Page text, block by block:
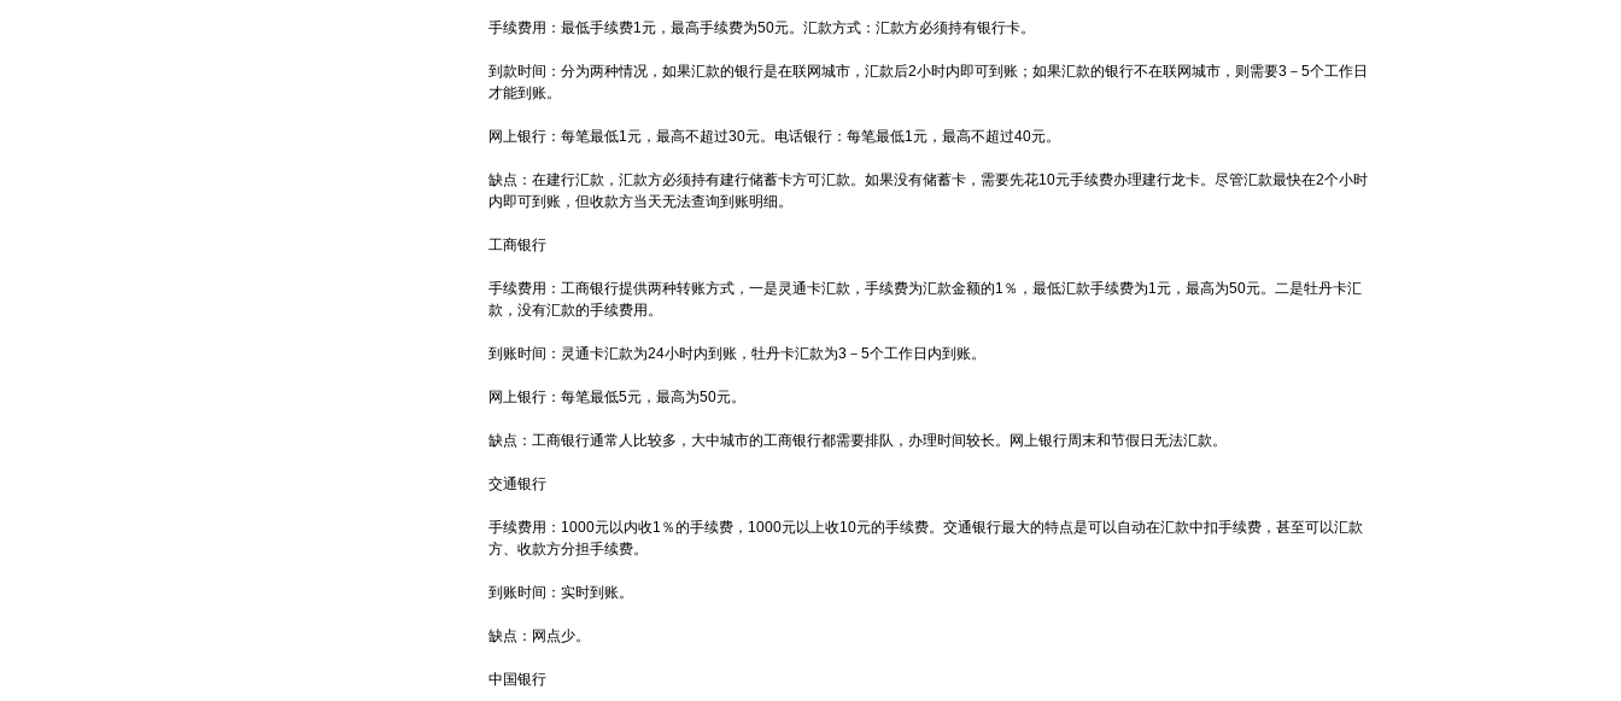
手续费用：最低手续费1元，最高手续费为50元。汇款方式：汇款方必须持有银行卡。
到款时间：分为两种情况，如果汇款的银行是在联网城市，汇款后2小时内即可到账；如果汇款的银行不在联网城市，则需要3－5个工作日
才能到账。
网上银行：每笔最低1元，最高不超过30元。电话银行：每笔最低1元，最高不超过40元。
缺点：在建行汇款，汇款方必须持有建行储蓄卡方可汇款。如果没有储蓄卡，需要先花10元手续费办理建行龙卡。尽管汇款最快在2个小时
内即可到账，但收款方当天无法查询到账明细。
工商银行
手续费用：工商银行提供两种转账方式，一是灵通卡汇款，手续费为汇款金额的1％，最低汇款手续费为1元，最高为50元。二是牡丹卡汇
款，没有汇款的手续费用。
到账时间：灵通卡汇款为24小时内到账，牡丹卡汇款为3－5个工作日内到账。
网上银行：每笔最低5元，最高为50元。
缺点：工商银行通常人比较多，大中城市的工商银行都需要排队，办理时间较长。网上银行周末和节假日无法汇款。
交通银行
手续费用：1000元以内收1％的手续费，1000元以上收10元的手续费。交通银行最大的特点是可以自动在汇款中扣手续费，甚至可以汇款
方、收款方分担手续费。
到账时间：实时到账。
缺点：网点少。
中国银行